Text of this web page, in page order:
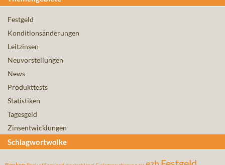
Festgeld
Konditionsänderungen
Leitzinsen
Neuvorstellungen
News
Produkttests
Statistiken
Tagesgeld
Zinsentwicklungen
Schlagwortwolke